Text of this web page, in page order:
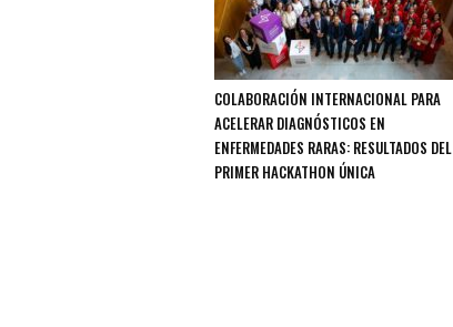
COLABORACIÓN INTERNACIONAL PARA
ACELERAR DIAGNÓSTICOS EN
ENFERMEDADES RARAS: RESULTADOS DEL
PRIMER HACKATHON ÚNICA